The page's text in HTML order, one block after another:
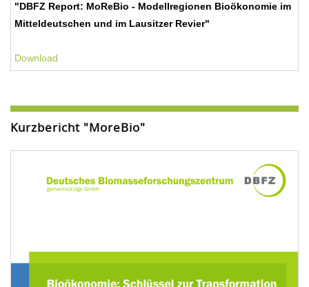
"DBFZ Report: MoReBio - Modellregionen Bioökonomie im
Mitteldeutschen und im Lausitzer Revier"
Download
Kurzbericht "MoreBio"